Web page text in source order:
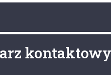
kontaktowy